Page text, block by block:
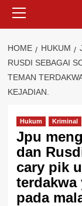
Menu
HOME HUKUM
RUSDI SEBAGAI
TEMAN
KEJADIAN.
Hukum Kriminal
Jpu
dan
cary pik
terdakwa
pada